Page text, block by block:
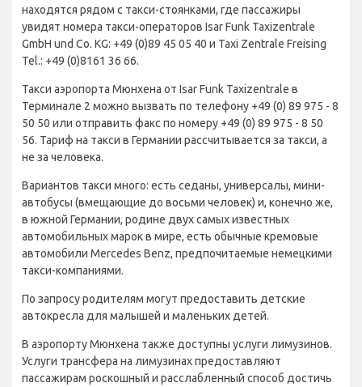
находятся рядом с такси-стоянками, где пассажиры
увидят номера такси-операторов Isar Funk Taxizentrale
GmbH und Co. KG: +49 (0)89 45 05 40 и Taxi Zentrale Freising
Tel.: +49 (0)8161 36 66.
Такси аэропорта Мюнхена от Isar Funk Taxizentrale в
Терминале 2 можно вызвать по телефону +49 (0) 89 975 - 8
50 50 или отправить факс по номеру +49 (0) 89 975 - 8 50
56. Тариф на такси в Германии рассчитывается за такси, а
не за человека.
Вариантов такси много: есть седаны, универсалы, мини-
автобусы (вмещающие до восьми человек) и, конечно же,
в южной Германии, родине двух самых известных
автомобильных марок в мире, есть обычные кремовые
автомобили Mercedes Benz, предпочитаемые немецкими
такси-компаниями.
По запросу родителям могут предоставить детские
автокресла для малышей и маленьких детей.
В аэропорту Мюнхена также доступны услуги лимузинов.
Услуги трансфера на лимузинах предоставляют
пассажирам роскошный и расслабленный способ достичь